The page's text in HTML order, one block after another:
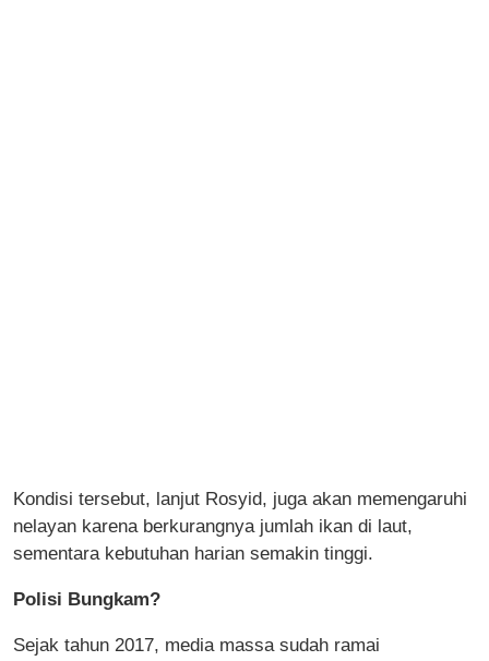
Kondisi tersebut, lanjut Rosyid, juga akan memengaruhi
nelayan karena berkurangnya jumlah ikan di laut,
sementara kebutuhan harian semakin tinggi.
Polisi Bungkam?
Sejak tahun 2017, media massa sudah ramai